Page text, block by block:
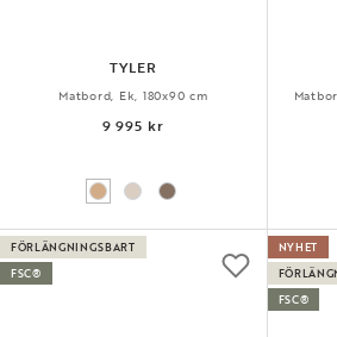
TYLER
Matbord, Ek, 180x90 cm
9 995 kr
FÖRLÄNGNINGSBART
FSC®
NYHET
FSC®